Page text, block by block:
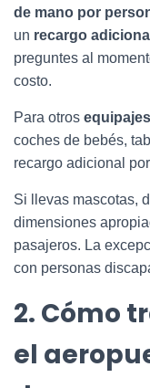
de mano por
un recargo adicional
preguntes al
costo.
Para otros
coches de bebés,
recargo adicional
Si llevas mascotas,
dimensiones
pasajeros. La
con personas
2. Cómo
el